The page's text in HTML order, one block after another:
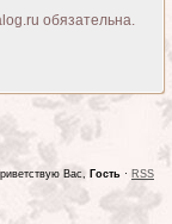
обязательна.
Вас, Гость · RSS